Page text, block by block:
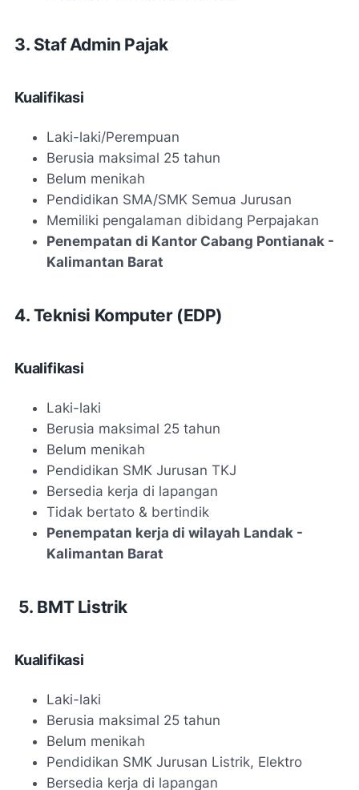
3. Staf Admin Pajak
Kualifikasi
Laki-laki/Perempuan
Berusia maksimal 25 tahun
Belum menikah
Pendidikan SMA/SMK Semua Jurusan
Memiliki pengalaman dibidang Perpajakan
Penempatan di Kantor Cabang Pontianak -
Kalimantan Barat
4. Teknisi Komputer (EDP)
Kualifikasi
Laki-laki
Berusia maksimal 25 tahun
Belum menikah
Pendidikan SMK Jurusan TKJ
Bersedia kerja di lapangan
Tidak bertato & bertindik
Penempatan kerja di wilayah Landak -
Kalimantan Barat
5. BMT Listrik
Kualifikasi
Laki-laki
Berusia maksimal 25 tahun
Belum menikah
Pendidikan SMK Jurusan Listrik, Elektro
Bersedia kerja di lapangan